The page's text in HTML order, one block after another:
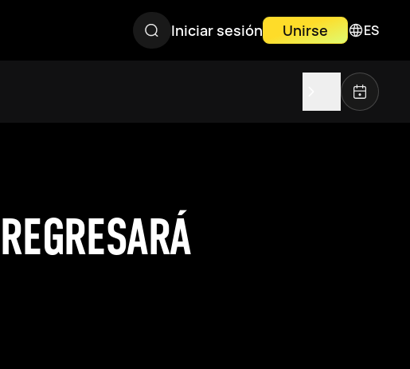
Iniciar sesión Unirse ES